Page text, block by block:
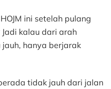
ini setelah pulang
kalau dari arah
jauh, hanya berjarak
tidak jauh dari jalan